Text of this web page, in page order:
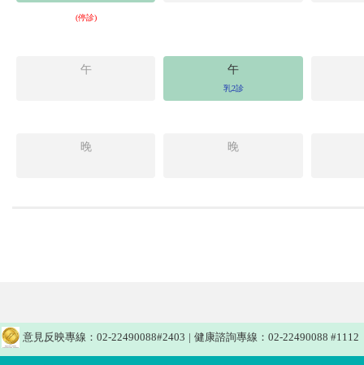
(停診)
午 午
乳2診
晚 晚
意見反映專線：02-22490088#2403 | 健康諮詢專線：02-22490088 #1112